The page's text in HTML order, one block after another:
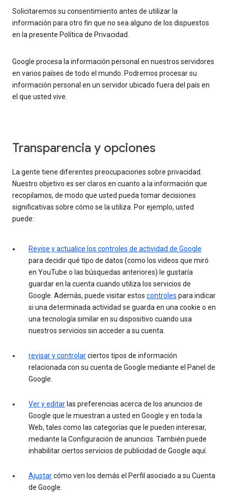
Solicitaremos su consentimiento antes de utilizar la
información para otro fin que no sea alguno de los dispuestos
en la presente Política de Privacidad.
Google procesa la información personal en nuestros servidores
en varios países de todo el mundo. Podremos procesar su
información personal en un servidor ubicado fuera del país en
el que usted vive.
Transparencia y opciones
La gente tiene diferentes preocupaciones sobre privacidad.
Nuestro objetivo es ser claros en cuanto a la información que
recopilamos, de modo que usted pueda tomar decisiones
significativas sobre cómo se la utiliza. Por ejemplo, usted
puede:
Revise y actualice los controles de actividad de Google
para decidir qué tipo de datos (como los videos que miró
en YouTube o las búsquedas anteriores) le gustaría
guardar en la cuenta cuando utiliza los servicios de
Google. Además, puede visitar estos controles para indicar
si una determinada actividad se guarda en una cookie o en
una tecnología similar en su dispositivo cuando usa
nuestros servicios sin acceder a su cuenta.
revisar y controlarciertos tipos de información
relacionada con su cuenta de Google mediante el Panel de
Google.
Ver y editar las preferencias acerca de los anuncios de
Google que le muestran a usted en Google y en toda la
Web, tales como las categorías que le pueden interesar,
mediante la Configuración de anuncios. También puede
inhabilitar ciertos servicios de publicidad de Google aquí.
Ajustarcómo ven los demás el Perfil asociado a su Cuenta
de Google.